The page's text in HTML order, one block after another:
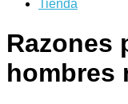
Tienda
Razones
hombres